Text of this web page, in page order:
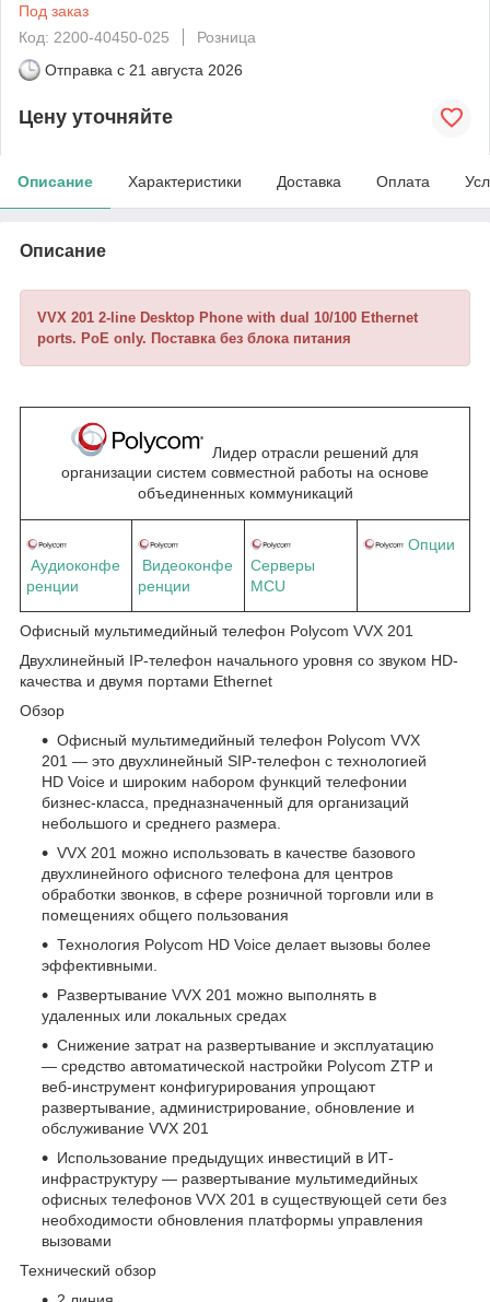
Под заказ
Код: 2200-40450-025
Розница
Отправка с 21 августа 2026
Цену уточняйте
Описание Характеристики Доставка Оплата
Описание
VVX 201 2-line Desktop Phone with dual 10/100 Ethernet
ports. PoE only. Поставка без блока питания
Лидер отрасли решений для
организации систем совместной работы на основе
объединенных коммуникаций
Аудиоконфе
ренции
Видеоконфе
ренции
Серверы
MCU
Опции
Офисный мультимедийный телефон Polycom VVX 201
Двухлинейный IP-телефон начального уровня со звуком HD-
качества и двумя портами Ethernet
Обзор
Офисный мультимедийный телефон Polycom VVX
201 — это двухлинейный SIP-телефон с технологией
HD Voice и широким набором функций телефонии
бизнес-класса, предназначенный для организаций
небольшого и среднего размера.
VVX 201 можно использовать в качестве базового
двухлинейного офисного телефона для центров
обработки звонков, в сфере розничной торговли или в
помещениях общего пользования
Технология Polycom HD Voice делает вызовы более
эффективными.
Развертывание VVX 201 можно выполнять в
удаленных или локальных средах
Снижение затрат на развертывание и эксплуатацию
— средство автоматической настройки Polycom ZTP и
веб-инструмент конфигурирования упрощают
развертывание, администрирование, обновление и
обслуживание VVX 201
Использование предыдущих инвестиций в ИТ-
инфраструктуру — развертывание мультимедийных
офисных телефонов VVX 201 в существующей сети без
необходимости обновления платформы управления
вызовами
Технический обзор